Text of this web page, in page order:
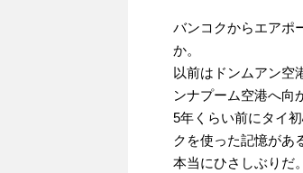
バンコクからエアポ
か。
以前はドンムアン空
ンナプーム空港へ向
5年くらい前にタイ
クを使った記憶があ
本当にひさしぶりだ。